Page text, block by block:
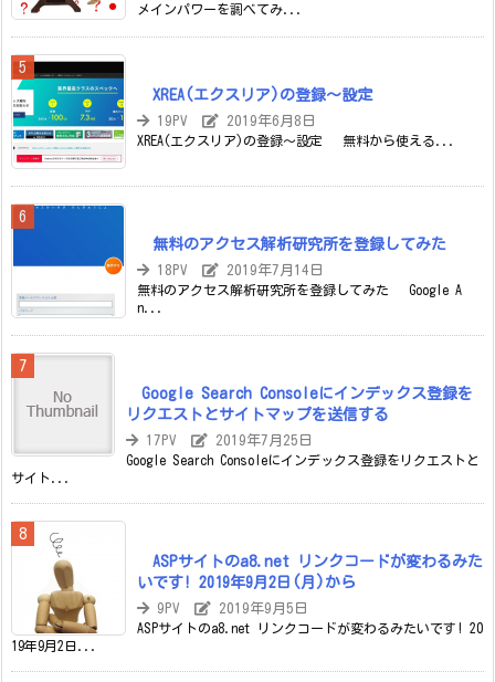
メインパワーを調べてみ...
XREA(エクスリア)の登録～設定
19PV 2019年6月8日
XREA(エクスリア)の登録～設定 無料から使える...
無料のアクセス解析研究所を登録してみた
18PV 2019年7月14日
無料のアクセス解析研究所を登録してみた Google A
n...
Google Search Consoleにインデックス登録を
リクエストとサイトマップを送信する
17PV 2019年7月25日
Google Search Consoleにインデックス登録をリクエストと
サイト...
ASPサイトのa8.net リンクコードが変わるみた
いです! 2019年9月2日(月)から
9PV 2019年9月5日
ASPサイトのa8.net リンクコードが変わるみたいです! 20
19年9月2日...